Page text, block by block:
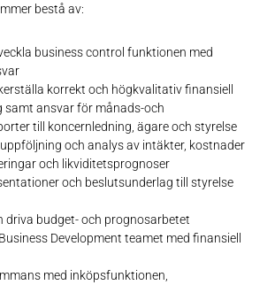
bestå av:
business control funktionen med
korrekt och högkvalitativ finansiell
samt ansvar för månads-och
till koncernledning, ägare och styrelse
och analys av intäkter, kostnader
och likviditetsprognoser
och beslutsunderlag till styrelse
driva budget- och prognosarbetet
Development teamet med finansiell
med inköpsfunktionen,